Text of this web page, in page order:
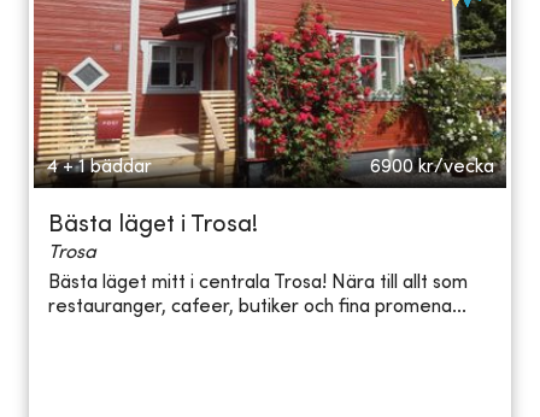
4 + 1 bäddar 6900 kr/vecka
Bästa läget i Trosa!
Trosa
Bästa läget mitt i centrala Trosa! Nära till allt som
restauranger, cafeer, butiker och fina promena...